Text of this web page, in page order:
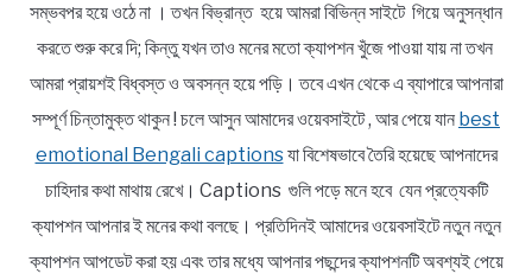
সম্ভবপর হয়ে ওঠে না । তখন বিভ্রান্ত হয়ে আমরা বিভিন্ন সাইটে গিয়ে অনুসন্ধান
করতে শুরু করে দি; কিন্তু যখন তাও মনের মতো ক্যাপশন খুঁজে পাওয়া যায় না তখন
আমরা প্রায়শই বিধ্বস্ত ও অবসন্ন হয়ে পড়ি। তবে এখন থেকে এ ব্যাপারে আপনারা
সম্পূর্ণ চিন্তামুক্ত থাকুন ! চলে আসুন আমাদের ওয়েবসাইটে , আর পেয়ে যান best
emotional Bengali captionsযা বিশেষভাবে তৈরি হয়েছে আপনাদের
চাহিদার কথা মাথায় রেখে। Captions গুলি পড়ে মনে হবে যেন প্রত্যেকটি
ক্যাপশন আপনার ই মনের কথা বলছে। প্রতিদিনই আমাদের ওয়েবসাইটে নতুন নতুন
ক্যাপশন আপডেট করা হয় এবং তার মধ্যে আপনার পছন্দের ক্যাপশনটি অবশ্যই পেয়ে